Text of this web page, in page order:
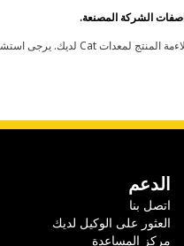
الدعم
اتصل بنا
العثور على الوكيل لديك
مركز المساعدة